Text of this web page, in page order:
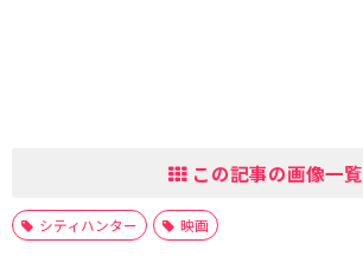
この記事の画像一覧
シティハンター 映画